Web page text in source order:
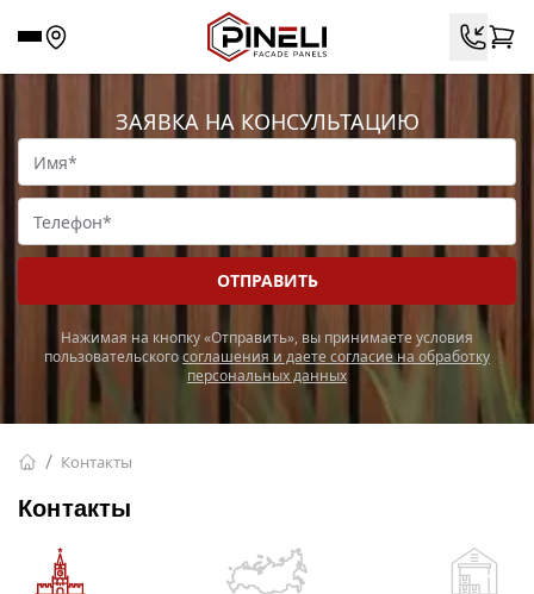
ЗАЯВКА НА КОНСУЛЬТАЦИЮ
Нажимая на кнопку «Отправить», вы принимаете условия
пользовательскогосоглашения и даете согласие на обработку
персональных данных
Контакты
Контакты